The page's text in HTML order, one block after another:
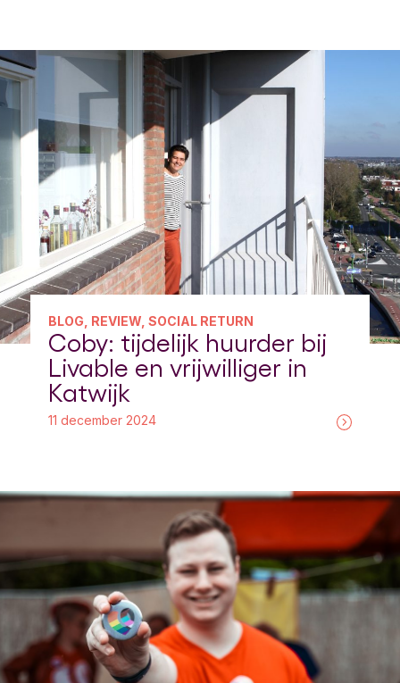
BLOG, REVIEW, SOCIAL RETURN
Coby: tijdelijk huurder bij
Livable en vrijwilliger in
Katwijk
11 december 2024